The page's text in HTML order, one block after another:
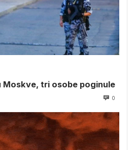
Moskve, tri osobe poginule
0